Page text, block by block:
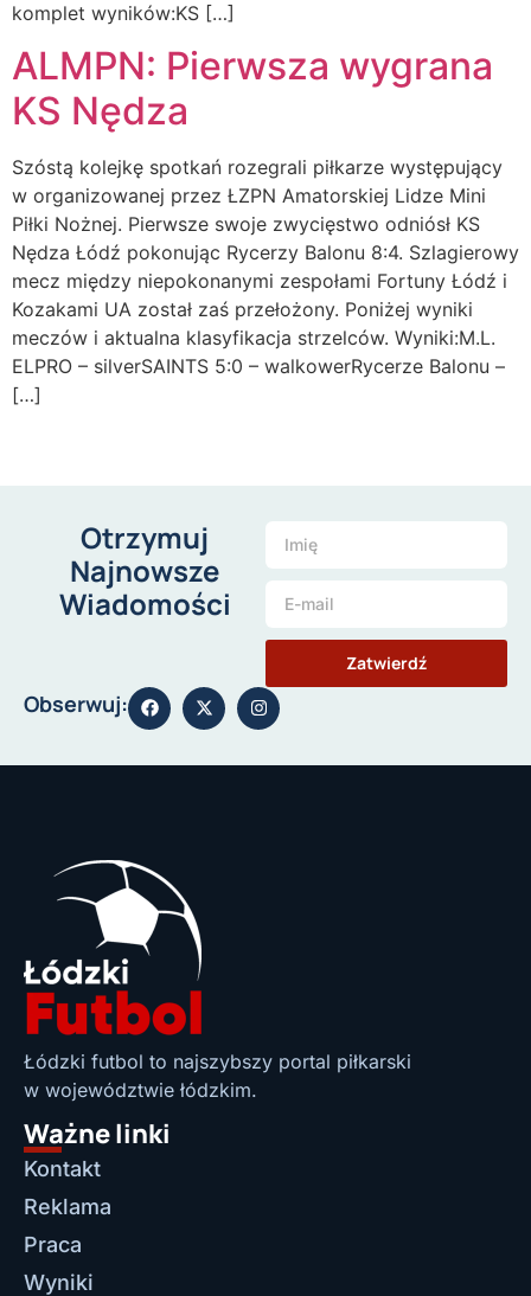
komplet wyników:KS […]
ALMPN: Pierwsza wygrana
KS Nędza
Szóstą kolejkę spotkań rozegrali piłkarze występujący
w organizowanej przez ŁZPN Amatorskiej Lidze Mini
Piłki Nożnej. Pierwsze swoje zwycięstwo odniósł KS
Nędza Łódź pokonując Rycerzy Balonu 8:4. Szlagierowy
mecz między niepokonanymi zespołami Fortuny Łódź i
Kozakami UA został zaś przełożony. Poniżej wyniki
meczów i aktualna klasyfikacja strzelców. Wyniki:M.L.
ELPRO – silverSAINTS 5:0 – walkowerRycerze Balonu –
[…]
Otrzymuj
Najnowsze
Wiadomości
Zatwierdź
Obserwuj:
Łódzki futbol to najszybszy portal piłkarski
w województwie łódzkim.
Ważne linki
Kontakt
Reklama
Praca
Wyniki